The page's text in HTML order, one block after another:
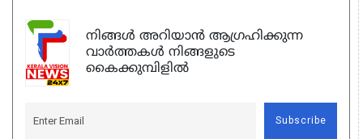
നിങ്ങൾ അറിയാൻ ആഗ്രഹിക്കുന്ന
വാർത്തകൾ നിങ്ങളുടെ
കൈക്കുമ്പിളിൽ
Subscribe